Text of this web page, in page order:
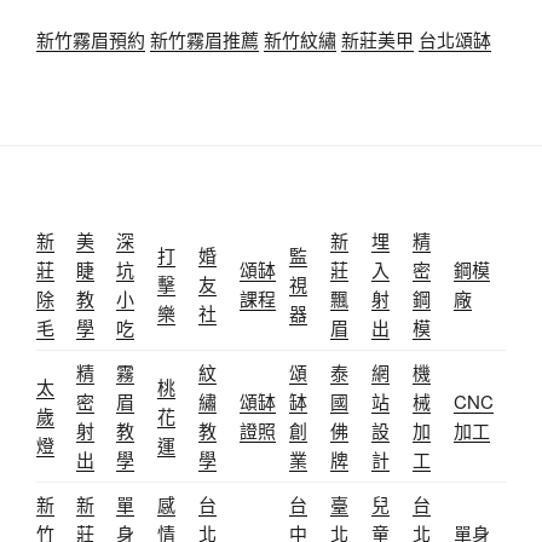
新竹霧眉預約 新竹霧眉推薦 新竹紋繡新莊美甲 台北頌缽
新
莊
除
毛
美
睫
教
學
深
坑
小
吃
打
擊
樂
婚
友
社
頌缽
課程
監
視
器
新
莊
飄
眉
埋
入
射
出
精
密
鋼
模
鋼模
廠
太
歲
燈
精
密
射
出
霧
眉
教
學
桃
花
運
紋
繡
教
學
頌缽
證照
頌
缽
創
業
泰
國
佛
牌
網
站
設
計
機
械
加
工
CNC
加工
新
竹
新
莊
單
身
感
情
台
北
台
中
臺
北
兒
童
台
北
單身